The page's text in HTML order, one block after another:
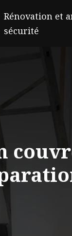
Rénovation et
sécurité